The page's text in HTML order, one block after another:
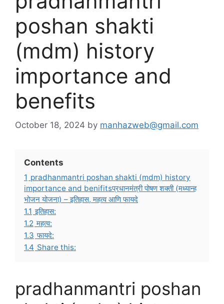
poshan shakti
(mdm) history
importance and
benefits
October 18, 2024 by manhazweb@gmail.com
Contents
1 pradhanmantri poshan shakti (mdm) history
importance and benifitsप्रधानमंत्री पोषण शक्ती (मध्यान्ह
भोजन योजना) – इतिहास, महत्व आणि फायदे
1.1 इतिहास:
1.2 महत्व:
1.3 फायदे:
1.4 Share this:
pradhanmantri poshan